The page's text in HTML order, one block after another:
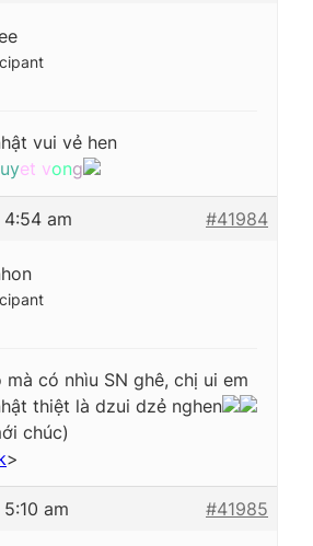
vui vẻ hen
et vong
am #41984
có nhìu SN ghê, chị ui em
thiệt là dzui dzẻ nghen
chúc)
>
am #41985